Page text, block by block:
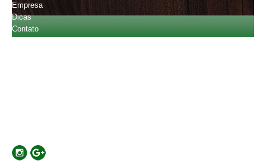
Empresa
Dicas
Contato